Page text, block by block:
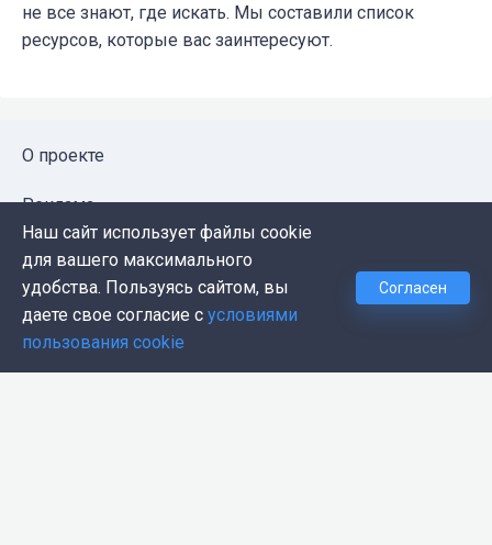
не все знают, где искать. Мы составили список
ресурсов, которые вас заинтересуют.
О проекте
Реклама
Публичная оферта
Политика конфиденциальности
Контакты
Наш сайт использует файлы cookie
для вашего максимального
удобства. Пользуясь сайтом, вы
даете свое согласие с условиями
пользования cookie
Согласен